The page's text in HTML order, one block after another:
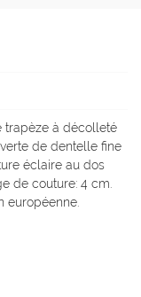
trapèze à décolleté
de dentelle fine
éclaire au dos
de couture: 4 cm.
européenne.